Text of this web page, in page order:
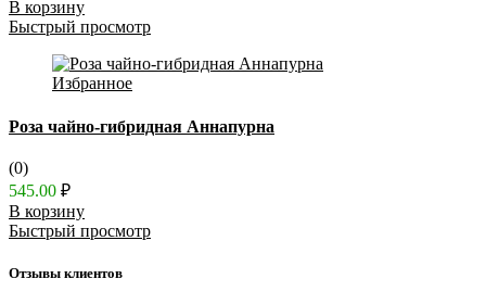
В корзину
Быстрый просмотр
Избранное
Роза чайно-гибридная Аннапурна
(0)
545.00 ₽
В корзину
Быстрый просмотр
Отзывы клиентов